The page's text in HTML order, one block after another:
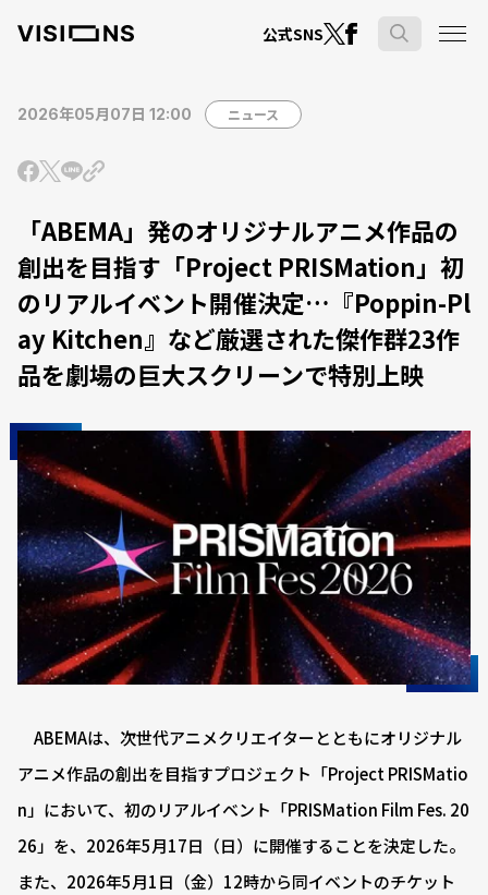
公式SNS
2026年05月07日 12:00 ニュース
「ABEMA」発のオリジナルアニメ作品の
創出を目指す「Project PRISMation」初
のリアルイベント開催決定…『Poppin-Pl
ay Kitchen』など厳選された傑作群23作
品を劇場の巨大スクリーンで特別上映
ABEMAは、次世代アニメクリエイターとともにオリジナル
アニメ作品の創出を目指すプロジェクト「Project PRISMatio
n」において、初のリアルイベント「PRISMation Film Fes. 20
26」を、2026年5月17日（日）に開催することを決定した。
また、2026年5月1日（金）12時から同イベントのチケット